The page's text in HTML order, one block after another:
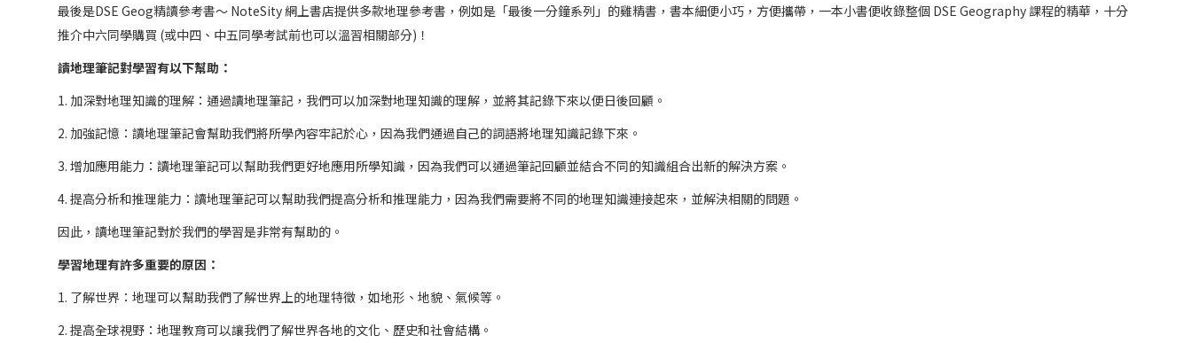
最後是DSE Geog精讀參考書～ NoteSity 網上書店提供多款地理參考書，例如是「最後一分鐘系列」的雞精書，書本細便小巧，方便攜帶，一本小書便收錄整個 DSE Geography 課程的精華，十分
推介中六同學購買 (或中四、中五同學考試前也可以溫習相關部分)！
讀地理筆記對學習有以下幫助：
1. 加深對地理知識的理解：通過讀地理筆記，我們可以加深對地理知識的理解，並將其記錄下來以便日後回顧。
2. 加強記憶：讀地理筆記會幫助我們將所學內容牢記於心，因為我們通過自己的詞語將地理知識記錄下來。
3. 增加應用能力：讀地理筆記可以幫助我們更好地應用所學知識，因為我們可以通過筆記回顧並結合不同的知識組合出新的解決方案。
4. 提高分析和推理能力：讀地理筆記可以幫助我們提高分析和推理能力，因為我們需要將不同的地理知識連接起來，並解決相關的問題。
因此，讀地理筆記對於我們的學習是非常有幫助的。
學習地理有許多重要的原因：
1. 了解世界：地理可以幫助我們了解世界上的地理特徵，如地形、地貌、氣候等。
2. 提高全球視野：地理教育可以讓我們了解世界各地的文化、歷史和社會結構。